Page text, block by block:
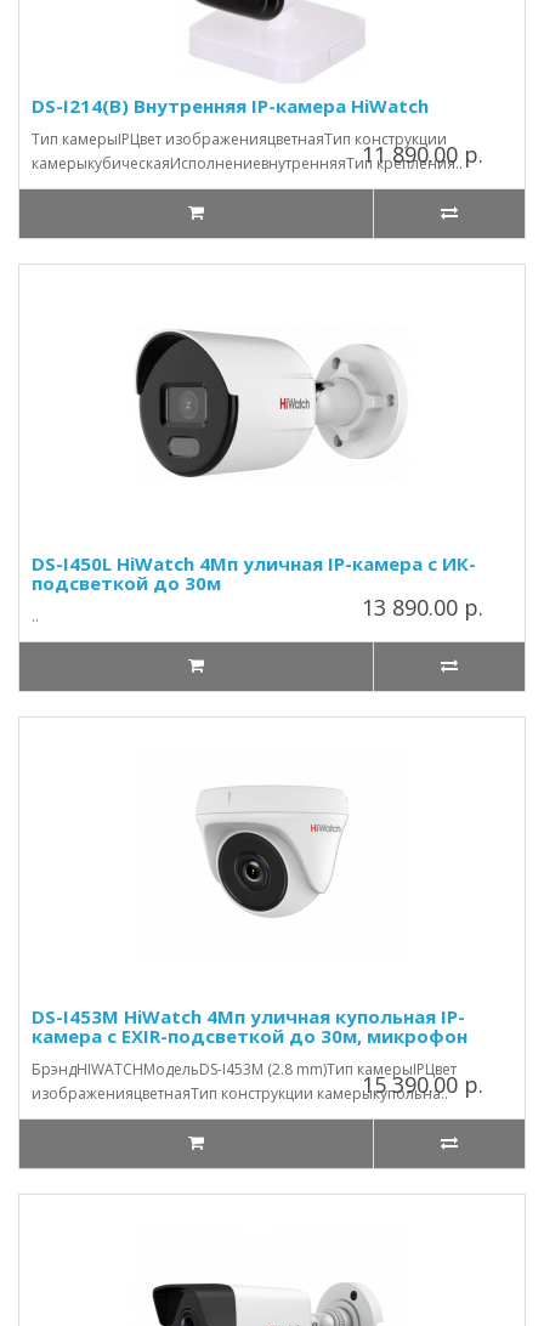
DS-I214(B) Внутренняя IP-камера HiWatch
Тип камерыIPЦвет изображенияцветнаяТип конструкции
камерыкубическаяИсполнениевнутренняяТип крепления..
11 890.00 р.
DS-I450L HiWatch 4Мп уличная IP-камера с ИК-
подсветкой до 30м
.. 13 890.00 р.
DS-I453M HiWatch 4Мп уличная купольная IP-
камера с EXIR-подсветкой до 30м, микрофон
БрэндHIWATCHМодельDS-I453M (2.8 mm)Тип камерыIPЦвет
изображенияцветнаяТип конструкции камерыкупольна..
15 390.00 р.